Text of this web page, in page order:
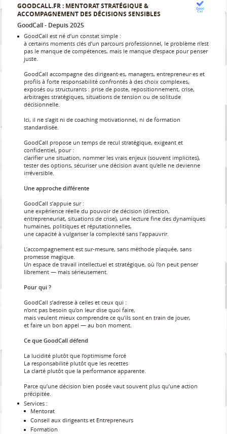
GOODCALL.FR : MENTORAT STRATÉGIQUE &
ACCOMPAGNEMENT DES DÉCISIONS SENSIBLES
GoodCall
Depuis 2025
GoodCall est né d’un constat simple :
à certains moments clés d’un parcours professionnel, le problème n’est
pas le manque de compétences, mais le manque d’espace pour penser
juste.
GoodCall accompagne des dirigeant·es, managers, entrepreneur·es et
profils à forte responsabilité confrontés à des choix complexes,
exposés ou structurants : prise de poste, repositionnement, crise,
arbitrages stratégiques, situations de tension ou de solitude
décisionnelle.
Ici, il ne s’agit ni de coaching motivationnel, ni de formation
standardisée.
GoodCall propose un temps de recul stratégique, exigeant et
confidentiel, pour :
clarifier une situation, nommer les vrais enjeux (souvent implicites),
tester des options, sécuriser une décision avant qu’elle ne devienne
irréversible.
Une approche différente
GoodCall s’appuie sur :
une expérience réelle du pouvoir de décision (direction,
entrepreneuriat, situations de crise), une lecture fine des dynamiques
humaines, politiques et réputationnelles,
une capacité à vulgariser la complexité sans l’appauvrir.
L’accompagnement est sur-mesure, sans méthode plaquée, sans
promesse magique.
Un espace de travail intellectuel et stratégique, où l’on peut penser
librement — mais sérieusement.
Pour qui ?
GoodCall s’adresse à celles et ceux qui :
n’ont pas besoin qu’on leur dise quoi faire,
mais veulent mieux comprendre ce qu’ils sont en train de jouer,
et faire un bon appel — au bon moment.
Ce que GoodCall défend
La lucidité plutôt que l’optimisme forcé
La responsabilité plutôt que les recettes
La clarté plutôt que la performance apparente.
Parce qu’une décision bien posée vaut souvent plus qu’une action
précipitée.
Services :
Mentorat
Conseil aux dirigeants et Entrepreneurs
Formation